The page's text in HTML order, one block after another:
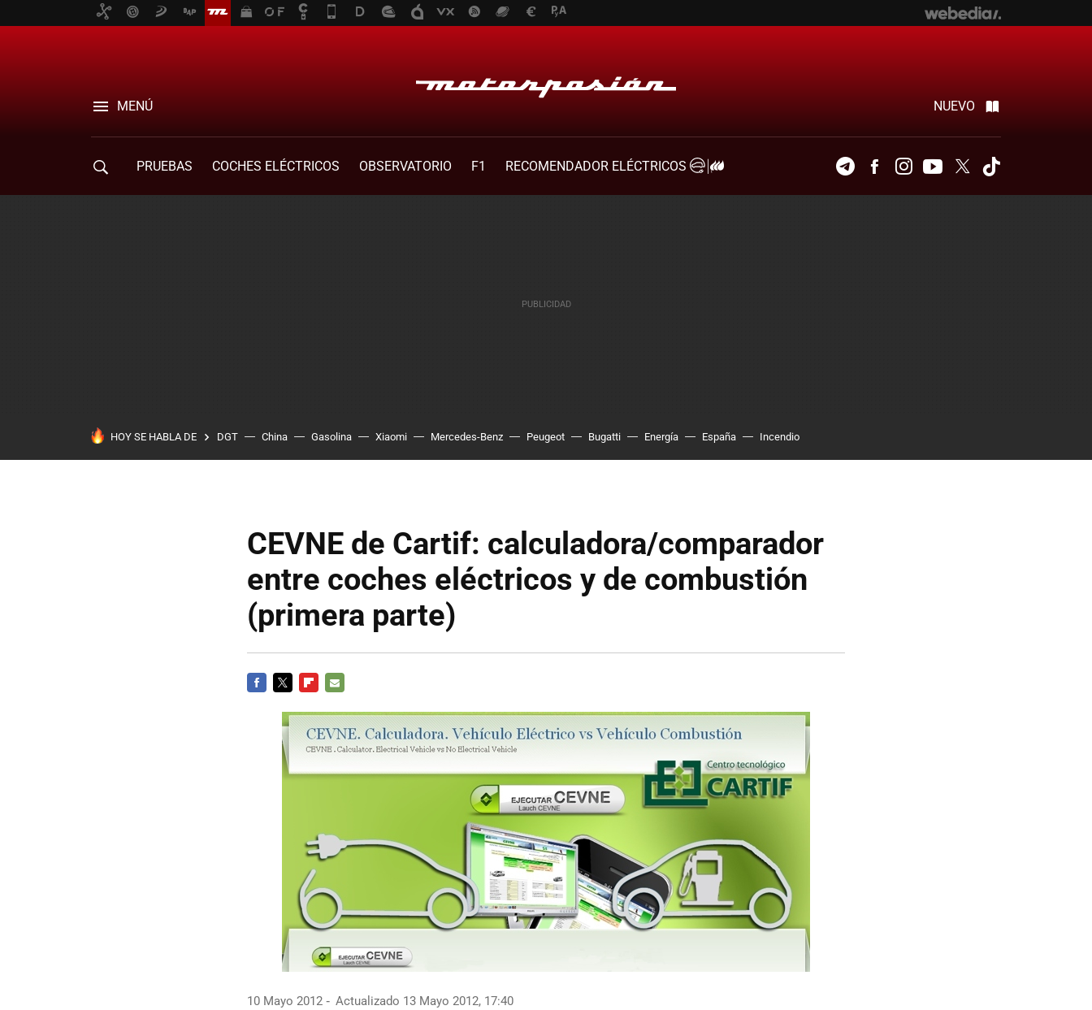
MENÚ NUEVO
PRUEBAS COCHES ELÉCTRICOS OBSERVATORIO F1
RECOMENDADOR ELÉCTRICOS
TelegramFacebookInstagramYoutubeTwitter
HOY SE HABLA DE DGT China Gasolina Xiaomi Mercedes-Benz Peugeot Bugatti Energía España Incendio
CEVNE de Cartif: calculadora/comparador
entre coches eléctricos y de combustión
(primera parte)
MAIL
10 Mayo 2012 Actualizado 13 Mayo 2012, 17:40